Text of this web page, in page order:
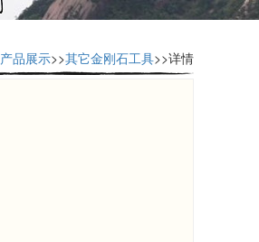
产品展示>>其它金刚石工具>>详情